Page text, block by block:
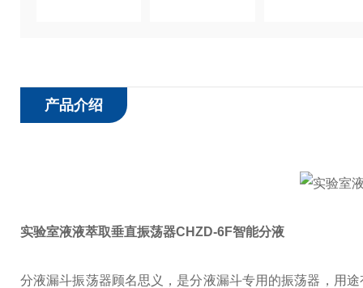
产品介绍
实验室液液萃取垂直振荡器CHZD-6F智能分液
分液漏斗振荡器顾名思义，是分液漏斗专用的振荡器，用